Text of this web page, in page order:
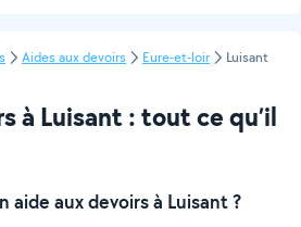
Aides aux devoirs Eure-et-loir Luisant
à Luisant : tout ce qu’il
aux devoirs à Luisant ?